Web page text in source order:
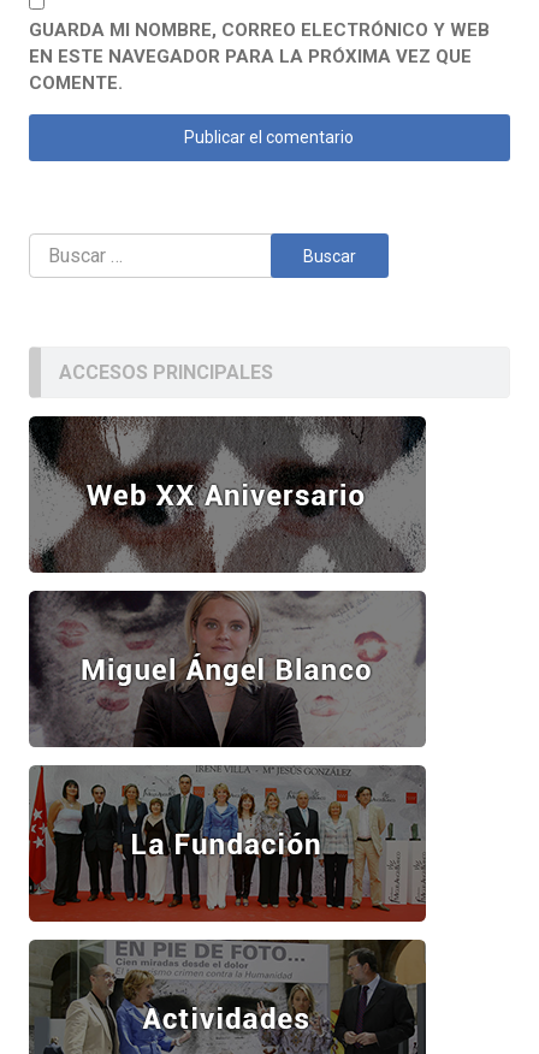
GUARDA MI NOMBRE, CORREO ELECTRÓNICO Y WEB
EN ESTE NAVEGADOR PARA LA PRÓXIMA VEZ QUE
COMENTE.
Buscar:
ACCESOS PRINCIPALES